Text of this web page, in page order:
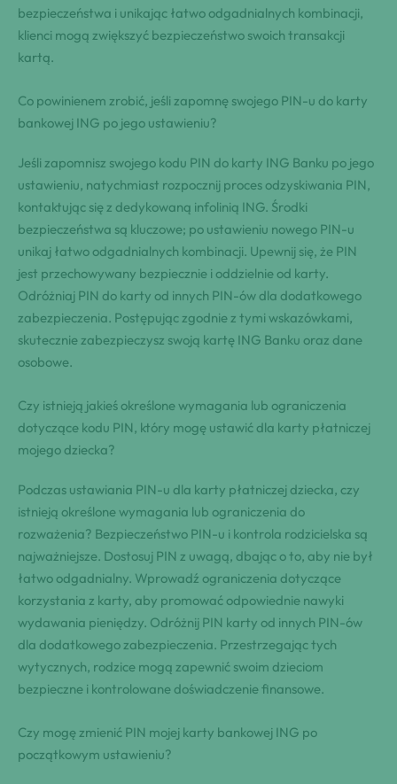
bezpieczeństwa i unikając łatwo odgadnialnych kombinacji,
klienci mogą zwiększyć bezpieczeństwo swoich transakcji
kartą.
Co powinienem zrobić, jeśli zapomnę swojego PIN-u do karty
bankowej ING po jego ustawieniu?
Jeśli zapomnisz swojego kodu PIN do karty ING Banku po jego
ustawieniu, natychmiast rozpocznij proces odzyskiwania PIN,
kontaktując się z dedykowaną infolinią ING. Środki
bezpieczeństwa są kluczowe; po ustawieniu nowego PIN-u
unikaj łatwo odgadnialnych kombinacji. Upewnij się, że PIN
jest przechowywany bezpiecznie i oddzielnie od karty.
Odróżniaj PIN do karty od innych PIN-ów dla dodatkowego
zabezpieczenia. Postępując zgodnie z tymi wskazówkami,
skutecznie zabezpieczysz swoją kartę ING Banku oraz dane
osobowe.
Czy istnieją jakieś określone wymagania lub ograniczenia
dotyczące kodu PIN, który mogę ustawić dla karty płatniczej
mojego dziecka?
Podczas ustawiania PIN-u dla karty płatniczej dziecka, czy
istnieją określone wymagania lub ograniczenia do
rozważenia? Bezpieczeństwo PIN-u i kontrola rodzicielska są
najważniejsze. Dostosuj PIN z uwagą, dbając o to, aby nie był
łatwo odgadnialny. Wprowadź ograniczenia dotyczące
korzystania z karty, aby promować odpowiednie nawyki
wydawania pieniędzy. Odróżnij PIN karty od innych PIN-ów
dla dodatkowego zabezpieczenia. Przestrzegając tych
wytycznych, rodzice mogą zapewnić swoim dzieciom
bezpieczne i kontrolowane doświadczenie finansowe.
Czy mogę zmienić PIN mojej karty bankowej ING po
początkowym ustawieniu?